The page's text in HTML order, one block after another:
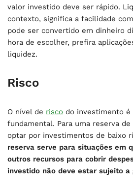
valor investido deve ser rápido.
contexto, significa a facilidade
pode ser convertido em dinheiro
hora de escolher, prefira
liquidez.
Risco
O nível de risco do investimento
fundamental. Para uma reserva
optar por investimentos de baixo
reserva serve para situações em
outros recursos para cobrir
investido não deve estar sujeito a